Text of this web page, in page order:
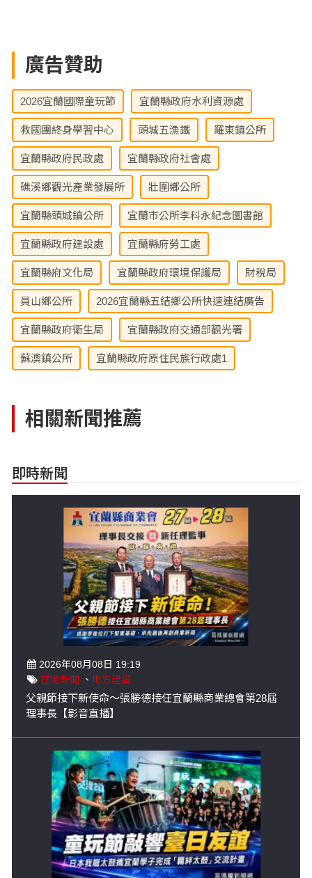
廣告贊助
2026宜蘭國際童玩節 宜蘭縣政府水利資源處
救國團終身學習中心 頭城五漁鐵 羅東鎮公所
宜蘭縣政府民政處 宜蘭縣政府社會處
礁溪鄉觀光產業發展所 壯圍鄉公所
宜蘭縣頭城鎮公所 宜蘭市公所李科永紀念圖書館
宜蘭縣政府建設處 宜蘭縣府勞工處
宜蘭縣府文化局 宜蘭縣政府環境保護局 財稅局
員山鄉公所 2026宜蘭縣五結鄉公所快速連結廣告
宜蘭縣政府衛生局 宜蘭縣政府交通部觀光署
蘇澳鎮公所 宜蘭縣政府原住民族行政處1
相關新聞推薦
即時新聞
2026年08月08日 19:19
在地新聞
、 地方建設
父親節接下新使命～張勝德接任宜蘭縣商業總會第28屆
理事長【影音直播】